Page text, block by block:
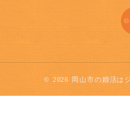
© 2026 岡山市の婚活は